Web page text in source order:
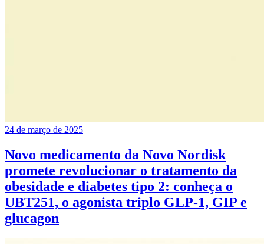
24 de março de 2025
Novo medicamento da Novo Nordisk
promete revolucionar o tratamento da
obesidade e diabetes tipo 2: conheça o
UBT251, o agonista triplo GLP-1, GIP e
glucagon